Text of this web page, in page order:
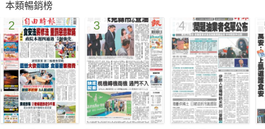
本類暢銷榜
2 3 4